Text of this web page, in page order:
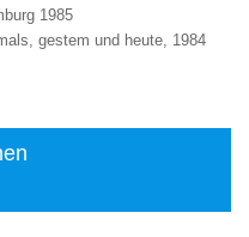
1985
gestem und heute, 1984